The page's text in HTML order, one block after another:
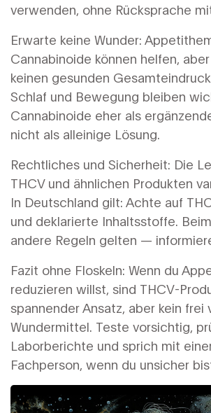
verwenden, ohne Rücksprache
Erwarte keine Wunder:
Cannabinoide können helfen,
keinen gesunden
Schlaf und Bewegung bleiben
Cannabinoide eher als
nicht als alleinige Lösung.
Rechtliches und Sicherheit: Die
THCV und ähnlichen Produkten
In Deutschland gilt: Achte auf
und deklarierte Inhaltsstoffe.
andere Regeln gelten —
Fazit ohne Floskeln: Wenn du
reduzieren willst, sind THCV-
spannender Ansatz, aber kein frei
Wundermittel. Teste vorsichtig,
Laborberichte und sprich mit
Fachperson, wenn du unsicher